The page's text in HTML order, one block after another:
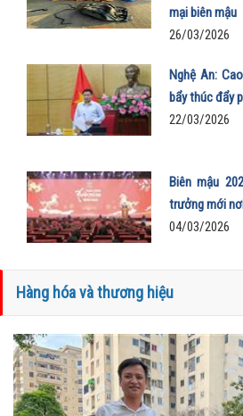
mại biên mậu
26/03/2026
Nghệ An:
bẩy thúc đẩy
22/03/2026
Biên mậu
trưởng mới
04/03/2026
Hàng hóa và thương hiệu